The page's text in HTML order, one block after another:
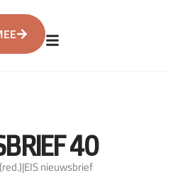
40
|EIS nieuwsbrief